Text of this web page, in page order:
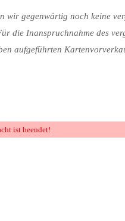
wir gegenwärtig noch keine
die Inanspruchnahme des
aufgeführten
ist beendet!